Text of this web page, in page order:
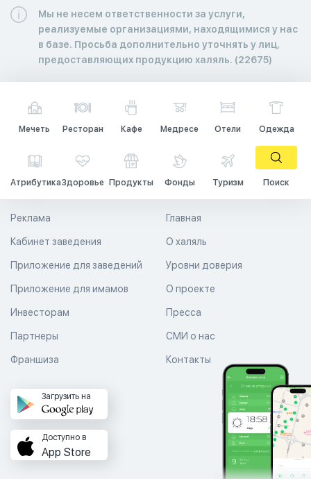
Мы не несем ответственности за услуги,
реализуемые организациями, находящимися у нас
в базе. Просьба дополнительно уточнять у лиц,
предоставляющих продукцию халяль. (22675)
Мечеть Ресторан Кафе Медресе Отели Одежда
АтрибутикаЗдоровье Продукты Фонды Туризм Поиск
Главная
О халяль
Уровни доверия
Реклама
Кабинет заведения
Приложение для заведений
Приложение для имамов О проекте
Пресса
СМИ о нас
Контакты
Инвесторам
Партнеры
Франшиза
Загрузить на
Доступно в
App Store